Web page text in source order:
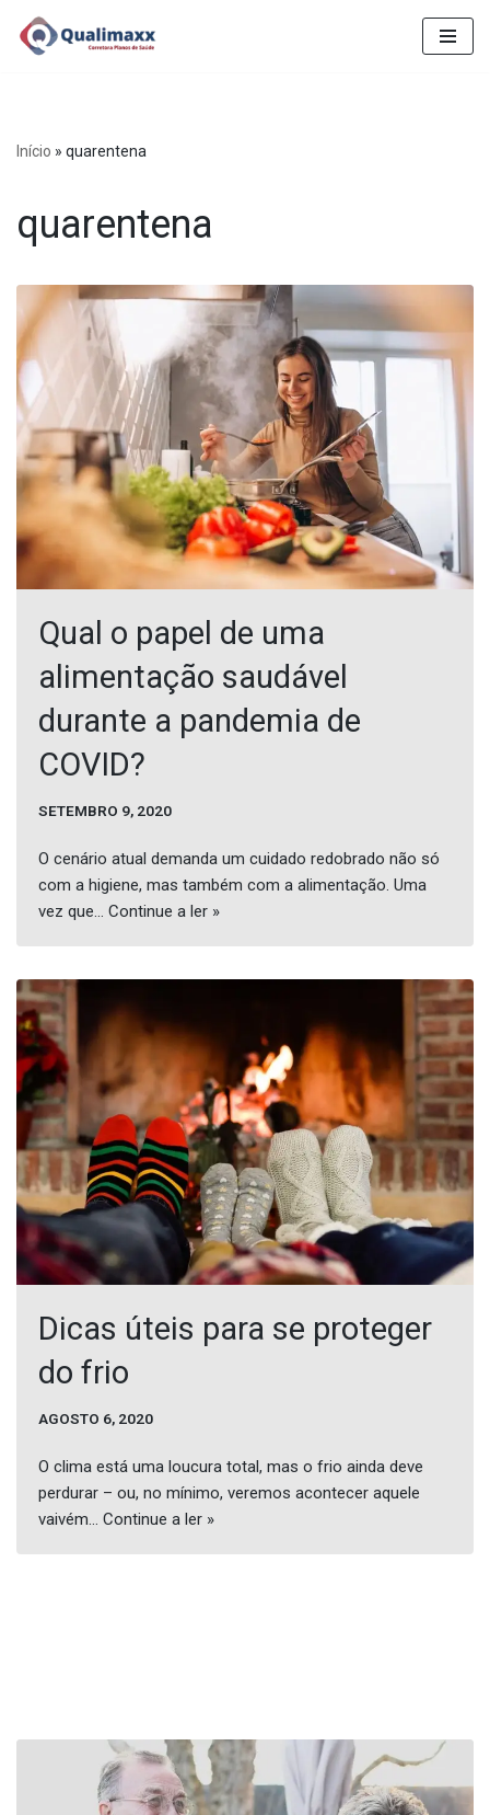
Pular
Início » quarentena
quarentena
Qual o papel de uma
alimentação saudável
durante a pandemia de
COVID?
SETEMBRO 9, 2020
O cenário atual demanda um cuidado redobrado não só
com a higiene, mas também com a alimentação. Uma
vez que… Continue a ler »
Dicas úteis para se proteger
do frio
AGOSTO 6, 2020
O clima está uma loucura total, mas o frio ainda deve
perdurar – ou, no mínimo, veremos acontecer aquele
vaivém… Continue a ler »